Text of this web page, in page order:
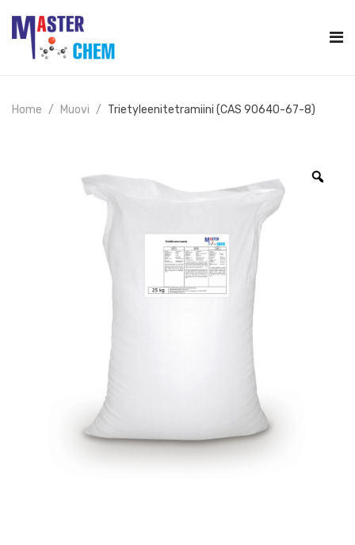
Home Muovi Trietyleenitetramiini (CAS 90640-67-8)